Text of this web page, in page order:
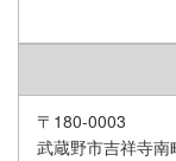
〒180-0003
武蔵野市吉祥寺